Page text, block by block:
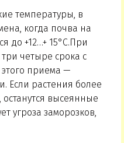
температуры, в
когда почва на
до +12…+ 15°С.При
четыре срока с
приема —
Если растения более
останутся высеянные
угроза заморозков,